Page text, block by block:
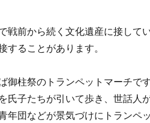
戦前から続く文化遺産に接して
することがあります。
御柱祭のトランペットマーチです
氏子たちが引いて歩き、世話人
年団などが景気づけにトランペ